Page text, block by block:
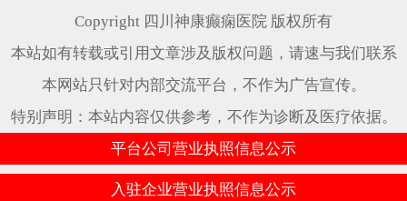
Copyright 四川神康癫痫医院 版权所有
本站如有转载或引用文章涉及版权问题，请速与我们联系
本网站只针对内部交流平台，不作为广告宣传。
特别声明：本站内容仅供参考，不作为诊断及医疗依据。
平台公司营业执照信息公示
入驻企业营业执照信息公示